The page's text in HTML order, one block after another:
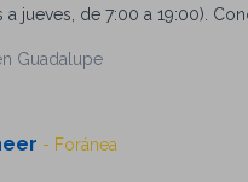
a jueves, de 7:00 a 19:00).
Guadalupe
- Foránea